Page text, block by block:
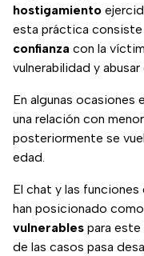
hostigamiento
esta práctica consiste
confianza con la
vulnerabilidad y abusar
En algunas ocasiones
una relación con
posteriormente se
edad.
El chat y las
han posicionado
vulnerables para
de las casos pasa